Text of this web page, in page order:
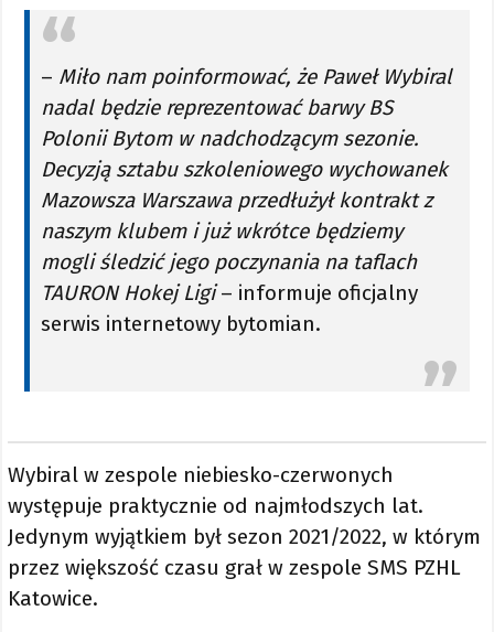
– Miło nam poinformować, że Paweł Wybiral
nadal będzie reprezentować barwy BS
Polonii Bytom w nadchodzącym sezonie.
Decyzją sztabu szkoleniowego wychowanek
Mazowsza Warszawa przedłużył kontrakt z
naszym klubem i już wkrótce będziemy
mogli śledzić jego poczynania na taflach
TAURON Hokej Ligi– informuje oficjalny
serwis internetowy bytomian.
Wybiral w zespole niebiesko-czerwonych
występuje praktycznie od najmłodszych lat.
Jedynym wyjątkiem był sezon 2021/2022, w którym
przez większość czasu grał w zespole SMS PZHL
Katowice.